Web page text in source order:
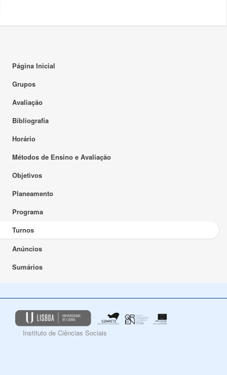
Página Inicial
Grupos
Avaliação
Bibliografia
Horário
Métodos de Ensino e Avaliação
Objetivos
Planeamento
Programa
Turnos
Anúncios
Sumários
Instituto de Ciências Sociais